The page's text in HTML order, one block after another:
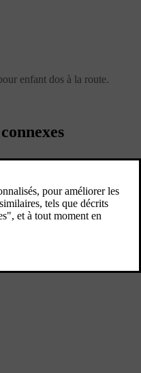
enfant dos à la route.
avant
l'installation d'un siège pour